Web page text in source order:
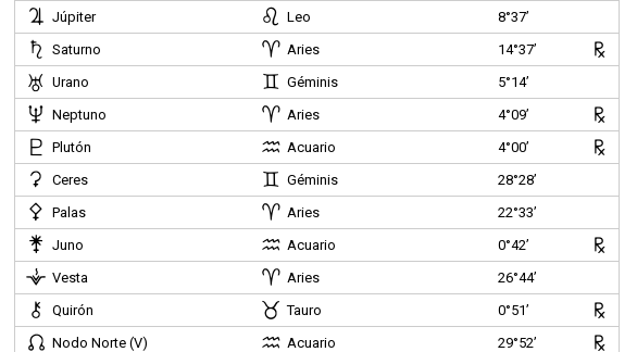
Júpiter
Leo
8°37’
Saturno
Aries
14°37’
Urano
Géminis
5°14’
Neptuno
Aries
4°09’
Plutón
Acuario
4°00’
Ceres
Géminis
28°28’
Palas
Aries
22°33’
Juno
Acuario
0°42’
Vesta
Aries
26°44’
Quirón
Tauro
0°51’
Nodo Norte (V)
Acuario
29°52’